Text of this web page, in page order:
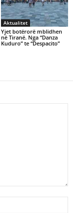
Aktualitet
Yjet botërorë mblidhen
në Tiranë. Nga “Danza
Kuduro” te “Despacito”